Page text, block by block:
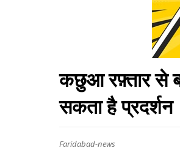
कछुआ रफ़्तार से
सकता है प्रदर्शन
Faridabad-news